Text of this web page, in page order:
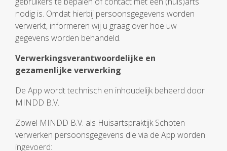
nodig is. Omdat hierbij persoonsgegevens worden
verwerkt, informeren wij u graag over hoe uw
gegevens worden behandeld.
Verwerkingsverantwoordelijke en
gezamenlijke verwerking
De App wordt technisch en inhoudelijk beheerd door
MINDD B.V.
Zowel MINDD B.V. als Huisartspraktijk Schoten
verwerken persoonsgegevens die via de App worden
ingevoerd: